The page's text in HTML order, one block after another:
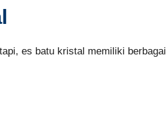
es batu kristal memiliki berbagai